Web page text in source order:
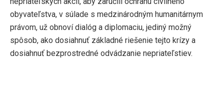
obyvateľstva, v súlade s medzinárodným humanitárnym
právom, už obnoví dialóg a diplomaciu, jediný možný
spôsob, ako dosiahnuť základné riešenie tejto krízy a
dosiahnuť bezprostredné odvádzanie nepriateľstiev.